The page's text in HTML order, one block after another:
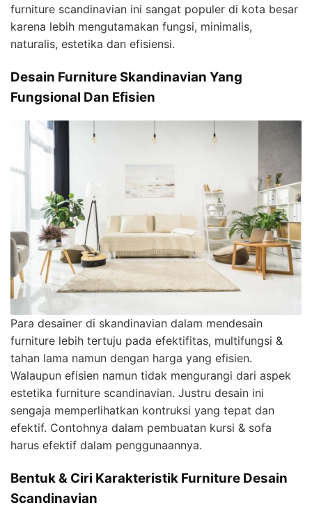
furniture scandinavian ini sangat populer di kota besar
karena lebih mengutamakan fungsi, minimalis,
naturalis, estetika dan efisiensi.
Desain Furniture Skandinavian Yang
Fungsional Dan Efisien
Para desainer di skandinavian dalam mendesain
furniture lebih tertuju pada efektifitas, multifungsi &
tahan lama namun dengan harga yang efisien.
Walaupun efisien namun tidak mengurangi dari aspek
estetika furniture scandinavian. Justru desain ini
sengaja memperlihatkan kontruksi yang tepat dan
efektif. Contohnya dalam pembuatan kursi & sofa
harus efektif dalam penggunaannya.
Bentuk & Ciri Karakteristik Furniture Desain
Scandinavian